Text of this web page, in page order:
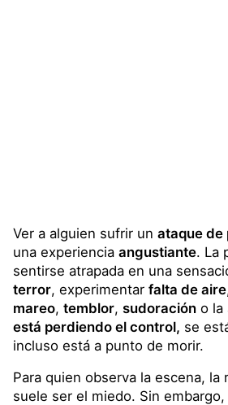
Ver a alguien sufrir un ataque de
una experiencia angustiante. La
sentirse atrapada en una
terror, experimentar falta de aire
mareo, temblor, sudoración o la
está perdiendo el control, se
incluso está a punto de morir.
Para quien observa la escena, la
suele ser el miedo. Sin